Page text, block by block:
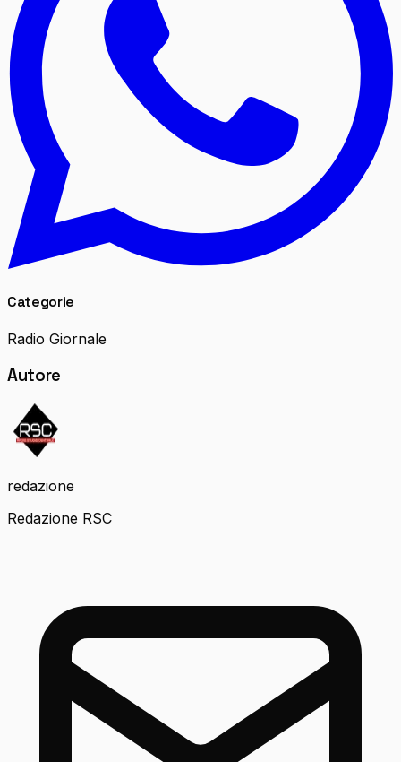
Categorie
Radio Giornale
Autore
redazione
Redazione RSC